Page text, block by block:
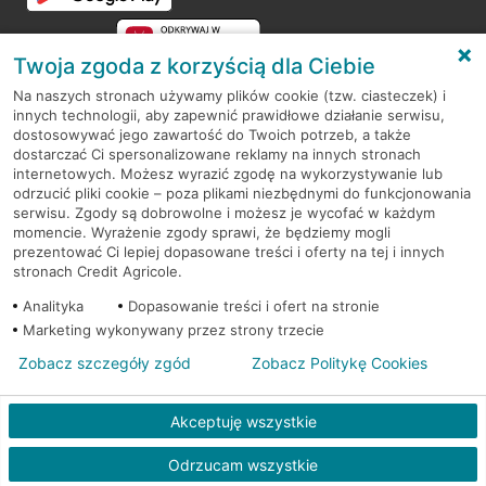
RODO
Regulamin serwisu
Mapa serwisu
PolitykaCookies
© 2026 Credit Agricole Bank Polska S.A. Wszelkie prawa zastrzeżone
Twoja zgoda z korzyścią dla Ciebie
Na naszych stronach używamy plików cookie (tzw. ciasteczek) i
innych technologii, aby zapewnić prawidłowe działanie serwisu,
dostosowywać jego zawartość do Twoich potrzeb, a także
dostarczać Ci spersonalizowane reklamy na innych stronach
internetowych. Możesz wyrazić zgodę na wykorzystywanie lub
odrzucić pliki cookie – poza plikami niezbędnymi do funkcjonowania
serwisu. Zgody są dobrowolne i możesz je wycofać w każdym
momencie. Wyrażenie zgody sprawi, że będziemy mogli
prezentować Ci lepiej dopasowane treści i oferty na tej i innych
stronach Credit Agricole.
Analityka
Dopasowanie treści i ofert na stronie
Marketing wykonywany przez strony trzecie
Akceptuję wszystkie
Odrzucam wszystkie
Zobacz szczegóły zgód Zobacz Politykę Cookies